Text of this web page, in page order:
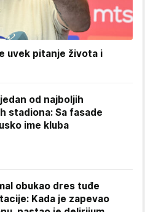
uvek pitanje života i
od najboljih
stadiona: Sa fasade
ime kluba
obukao dres tuđe
Kada je zapevao